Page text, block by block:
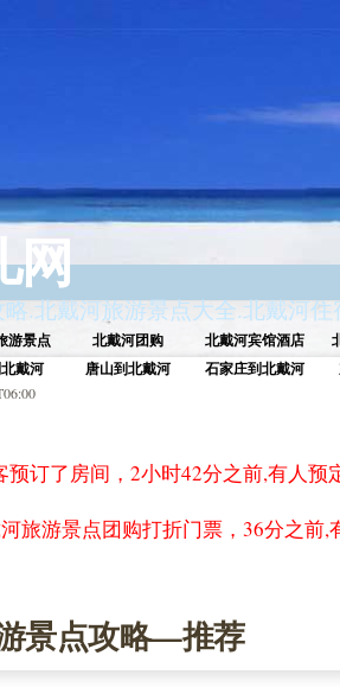
网
略.北戴河旅游景点大全.北戴河住
游景点 北戴河团购 北戴河宾馆酒店
戴河 唐山到北戴河 石家庄到北戴河
预订了房间，2小时42分之前,有人预
旅游景点团购打折门票，36分之前,
景点攻略—推荐